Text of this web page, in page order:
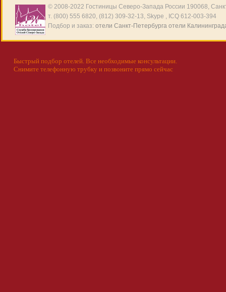
© 2008-2022 Гостиницы Северо-Запада России 190068,
т. (800) 555 6820, (812) 309-32-13, Skype , ICQ 612-003-394
Подбор и заказ: отели Санкт-Петербурга отели
Быстрый подбор отелей. Все необходимые консультации.
Снимите телефонную трубку и позвоните прямо сейчас